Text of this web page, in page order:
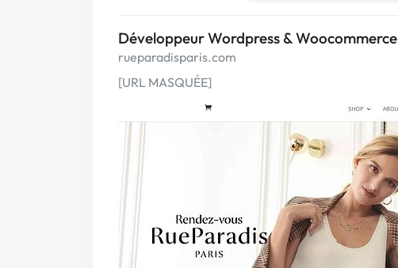
Développeur Wordpress & Woocommerce
rueparadisparis.com
[URL MASQUÉE]